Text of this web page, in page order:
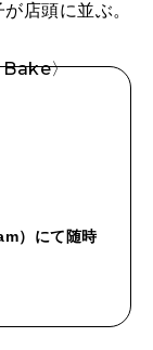
店頭に並ぶ。
〉
）にて随時